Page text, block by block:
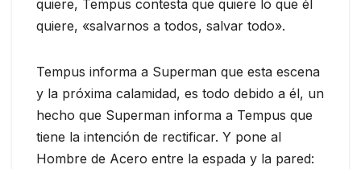
quiere, Tempus contesta que quiere lo que él
quiere, «salvarnos a todos, salvar todo».
Tempus informa a Superman que esta escena
y la próxima calamidad, es todo debido a él, un
hecho que Superman informa a Tempus que
tiene la intención de rectificar. Y pone al
Hombre de Acero entre la espada y la pared: